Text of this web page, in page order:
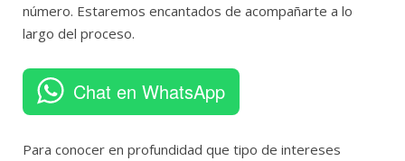
número. Estaremos encantados de acompañarte a lo
largo del proceso.
Chat en WhatsApp
Para conocer en profundidad que tipo de intereses